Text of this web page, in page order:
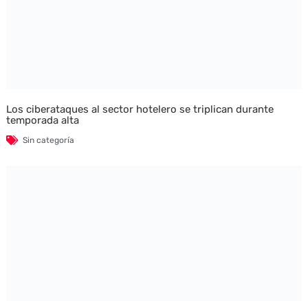
Los ciberataques al sector hotelero se triplican durante
temporada alta
Sin categoría